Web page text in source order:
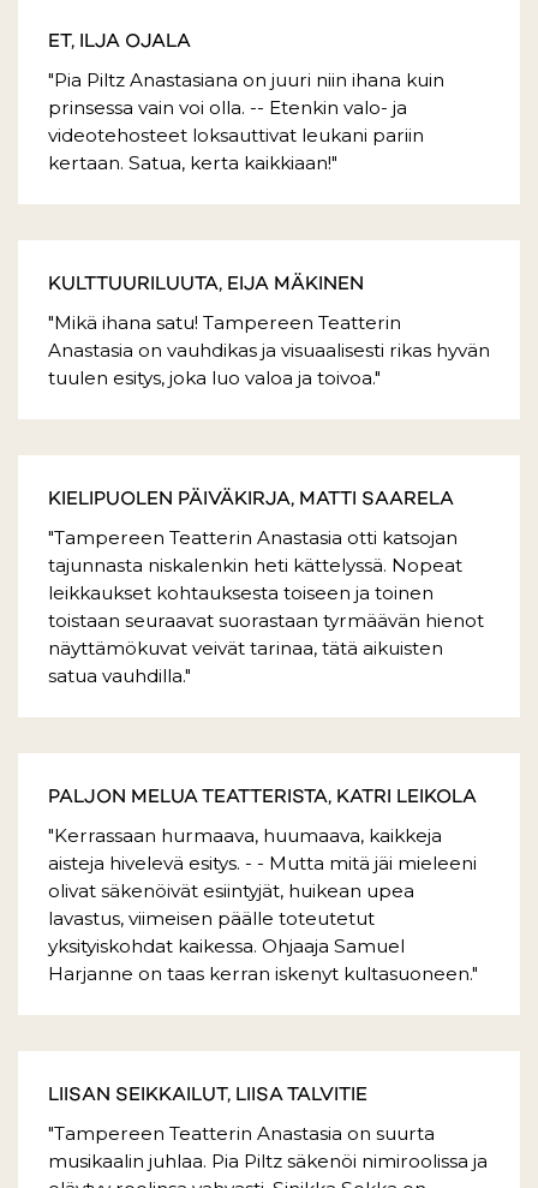
ET, ILJA OJALA
"Pia Piltz Anastasiana on juuri niin ihana kuin
prinsessa vain voi olla. -- Etenkin valo- ja
videotehosteet loksauttivat leukani pariin
kertaan. Satua, kerta kaikkiaan!"
KULTTUURILUUTA, EIJA MÄKINEN
"Mikä ihana satu! Tampereen Teatterin
Anastasia on vauhdikas ja visuaalisesti rikas hyvän
tuulen esitys, joka luo valoa ja toivoa."
KIELIPUOLEN PÄIVÄKIRJA, MATTI SAARELA
"Tampereen Teatterin Anastasia otti katsojan
tajunnasta niskalenkin heti kättelyssä. Nopeat
leikkaukset kohtauksesta toiseen ja toinen
toistaan seuraavat suorastaan tyrmäävän hienot
näyttämökuvat veivät tarinaa, tätä aikuisten
satua vauhdilla."
PALJON MELUA TEATTERISTA, KATRI LEIKOLA
"Kerrassaan hurmaava, huumaava, kaikkeja
aisteja hivelevä esitys. - - Mutta mitä jäi mieleeni
olivat säkenöivät esiintyjät, huikean upea
lavastus, viimeisen päälle toteutetut
yksityiskohdat kaikessa. Ohjaaja Samuel
Harjanne on taas kerran iskenyt kultasuoneen."
LIISAN SEIKKAILUT, LIISA TALVITIE
"Tampereen Teatterin Anastasia on suurta
musikaalin juhlaa. Pia Piltz säkenöi nimiroolissa ja